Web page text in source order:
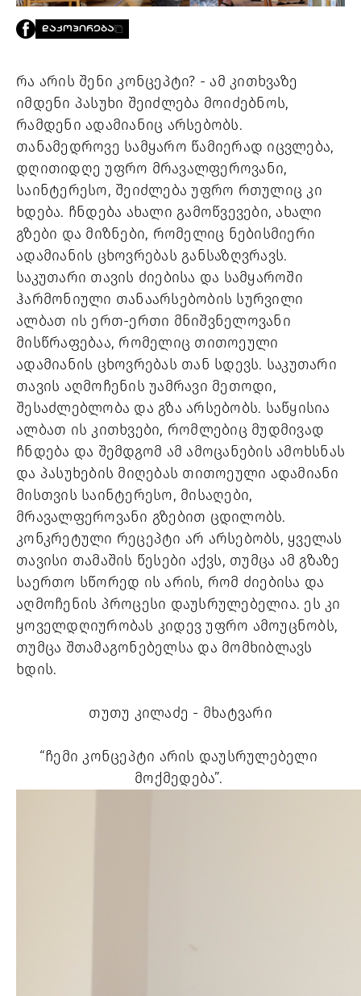
PROJECTS
TV
SHOP
ᲒᲐᲛᲝᲒᲕᲧᲔᲕᲘ
ᲙᲝᲜᲢᲐᲥᲢᲘ
INFO@HAMMOCKMAGAZINE.GE
ᲩᲕᲔᲜ
ᲨᲔᲡᲐᲮᲔᲑ
STUDIO
ᲓᲐᲙᲝᲞᲘᲠᲔᲑᲐ
რა არის შენი კონცეპტი? - ამ კითხვაზე
იმდენი პასუხი შეიძლება მოიძებნოს,
რამდენი ადამიანიც არსებობს.
თანამედროვე სამყარო წამიერად იცვლება,
დღითიდღე უფრო მრავალფეროვანი,
საინტერესო, შეიძლება უფრო რთულიც კი
ხდება. ჩნდება ახალი გამოწვევები, ახალი
გზები და მიზნები, რომელიც ნებისმიერი
ადამიანის ცხოვრებას განსაზღვრავს.
საკუთარი თავის ძიებისა და სამყაროში
ჰარმონიული თანაარსებობის სურვილი
ალბათ ის ერთ-ერთი მნიშვნელოვანი
მისწრაფებაა, რომელიც თითოეული
ადამიანის ცხოვრებას თან სდევს. საკუთარი
თავის აღმოჩენის უამრავი მეთოდი,
შესაძლებლობა და გზა არსებობს. საწყისია
ალბათ ის კითხვები, რომლებიც მუდმივად
ჩნდება და შემდგომ ამ ამოცანების ამოხსნას
და პასუხების მიღებას თითოეული ადამიანი
მისთვის საინტერესო, მისაღები,
მრავალფეროვანი გზებით ცდილობს.
კონკრეტული რეცეპტი არ არსებობს, ყველას
თავისი თამაშის წესები აქვს, თუმცა ამ გზაზე
საერთო სწორედ ის არის, რომ ძიებისა და
აღმოჩენის პროცესი დაუსრულებელია. ეს კი
ყოველდღიურობას კიდევ უფრო ამოუცნობს,
თუმცა შთამაგონებელსა და მომხიბლავს
ხდის.
თუთუ კილაძე - მხატვარი
“ჩემი კონცეპტი არის დაუსრულებელი
მოქმედება”.